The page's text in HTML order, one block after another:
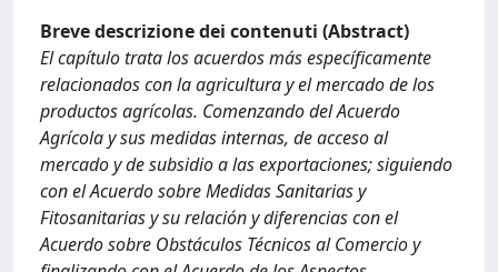
Breve descrizione dei contenuti (Abstract)
El capítulo trata los acuerdos más específicamente
relacionados con la agricultura y el mercado de los
productos agrícolas. Comenzando del Acuerdo
Agrícola y sus medidas internas, de acceso al
mercado y de subsidio a las exportaciones; siguiendo
con el Acuerdo sobre Medidas Sanitarias y
Fitosanitarias y su relación y diferencias con el
Acuerdo sobre Obstáculos Técnicos al Comercio y